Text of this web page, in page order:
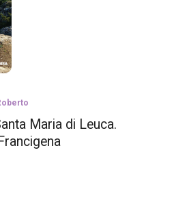
Maria di Leuca.